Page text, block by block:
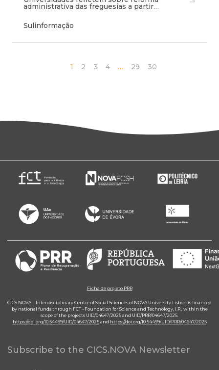
administrativa das freguesias a partir…
Sulinformação
1 2 3 4 … 29 30
Ficha de projeto PRR
CICS.NOVA – Interdisciplinary Centre of Social Sciences of NOVA University Lisbon is financed
by national funds through FCT - Foundation for Science and Technology, I.P., within the
scope of the projects UID/04647/2025 and UID/PRR/04647/2025.
https://doi.org/10.54499/UID/04647/2025and https://doi.org/10.54499/UID/PRR/04647/2025
Subscribe to the CICS.NOVA Newsletter